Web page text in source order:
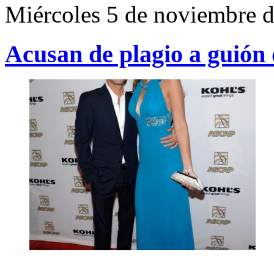
Miércoles 5 de noviembre
Acusan de plagio a